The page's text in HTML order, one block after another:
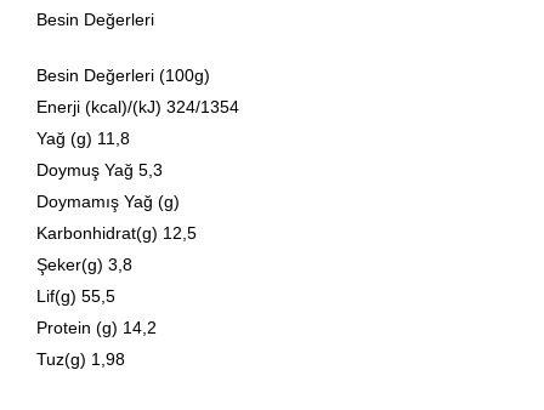
Besin Değerleri
Besin Değerleri (100g)
Enerji (kcal)/(kJ) 324/1354
Yağ (g) 11,8
Doymuş Yağ 5,3
Doymamış Yağ (g)
Karbonhidrat(g) 12,5
Şeker(g) 3,8
Lif(g) 55,5
Protein (g) 14,2
Tuz(g) 1,98